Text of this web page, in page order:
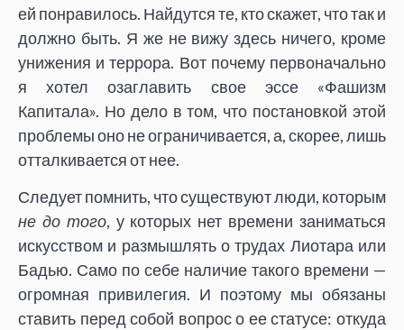
ей понравилось. Найдутся те, кто скажет, что так и
должно быть. Я же не вижу здесь ничего, кроме
унижения и террора. Вот почему первоначально
я хотел озаглавить свое эссе «Фашизм
Капитала». Но дело в том, что постановкой этой
проблемы оно не ограничивается, а, скорее, лишь
отталкивается от нее.
Следует помнить, что существуют люди, которым
не до того, у которых нет времени заниматься
искусством и размышлять о трудах Лиотара или
Бадью. Само по себе наличие такого времени —
огромная привилегия. И поэтому мы обязаны
ставить перед собой вопрос о ее статусе: откуда